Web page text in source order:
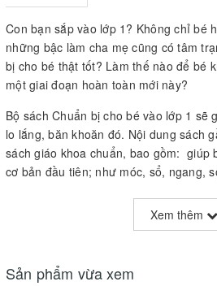
Con bạn sắp vào lớp 1? Không chỉ bé
những bậc làm cha mẹ cũng có tâm
bị cho bé thật tốt? Làm thế nào để bé
một giai đoạn hoàn toàn mới này?
Bộ sách Chuẩn bị cho bé vào lớp 1 sẽ
lo lắng, băn khoăn đó. Nội dung sách
sách giáo khoa chuẩn, bao gồm: giúp
cơ bản đầu tiên; như móc, sổ, ngang,
viết hoa; ngoài ra, bé còn được làm
những phép tính đơn giản v.v…
sáng, bắt mắt, bộ sách Chuẩn bị cho
Xem thêm
Sản phẩm vừa xem